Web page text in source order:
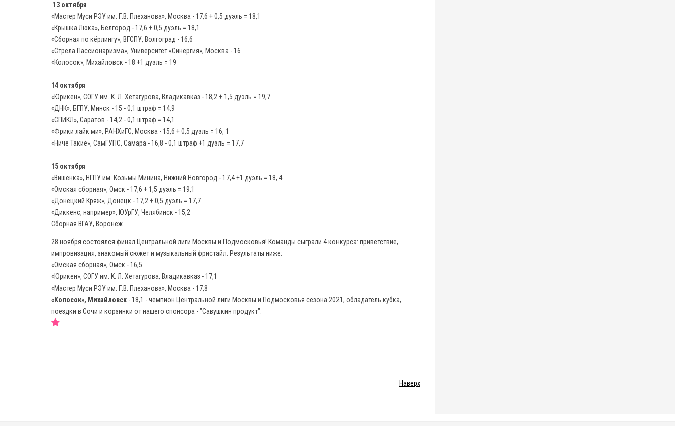
13 октября
«Мастер Муси РЭУ им. Г.В. Плеханова», Москва - 17,6 + 0,5 дуэль = 18,1
«Крышка Люка», Белгород - 17,6 + 0,5 дуэль = 18,1
«Сборная по кёрлингу», ВГСПУ, Волгоград - 16,6
«Стрела Пассионаризма», Университет «Синергия», Москва - 16
«Колосок», Михайловск - 18 +1 дуэль = 19
14 октября
«Юрикен», СОГУ им. К. Л. Хетагурова, Владикавказ - 18,2 + 1,5 дуэль = 19,7
«ДНК», БГПУ, Минск - 15 - 0,1 штраф = 14,9
«СПИКЛ», Саратов - 14,2 - 0,1 штраф = 14,1
«Фрики лайк ми», РАНХиГС, Москва - 15,6 + 0,5 дуэль = 16, 1
«Ниче Такие», СамГУПС, Самара - 16,8 - 0,1 штраф +1 дуэль = 17,7
15 октября
«Вишенка», НГПУ им. Козьмы Минина, Нижний Новгород - 17,4 +1 дуэль = 18, 4
«Омская сборная», Омск - 17,6 + 1,5 дуэль = 19,1
«Донецкий Кряж», Донецк - 17,2 + 0,5 дуэль = 17,7
«Диккенс, например», ЮУрГУ, Челябинск - 15,2
Сборная ВГАУ, Воронеж
28 ноября состоялся финал Центральной лиги Москвы и Подмосковья! Команды сыграли 4 конкурса: приветствие,
импровизация, знакомый сюжет и музыкальный фристайл. Результаты ниже:
«Омская сборная», Омск - 16,5
«Юрикен», СОГУ им. К. Л. Хетагурова, Владикавказ - 17,1
«Мастер Муси РЭУ им. Г.В. Плеханова», Москва - 17,8
«Колосок», Михайловск - 18,1 - чемпион Центральной лиги Москвы и Подмосковья сезона 2021, обладатель кубка,
поездки в Сочи и корзинки от нашего спонсора - "Савушкин продукт".
Наверх